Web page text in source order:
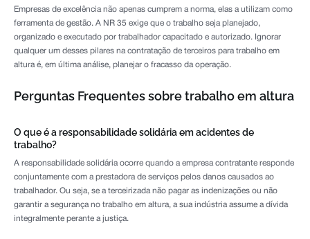
Empresas de excelência não apenas cumprem a norma, elas a utilizam como
ferramenta de gestão. A NR 35 exige que o trabalho seja planejado,
organizado e executado por trabalhador capacitado e autorizado. Ignorar
qualquer um desses pilares na contratação de terceiros para trabalho em
altura é, em última análise, planejar o fracasso da operação.
Perguntas Frequentes sobre trabalho em altura
O que é a responsabilidade solidária em acidentes de
trabalho?
A responsabilidade solidária ocorre quando a empresa contratante responde
conjuntamente com a prestadora de serviços pelos danos causados ao
trabalhador. Ou seja, se a terceirizada não pagar as indenizações ou não
garantir a segurança no trabalho em altura, a sua indústria assume a dívida
integralmente perante a justiça.